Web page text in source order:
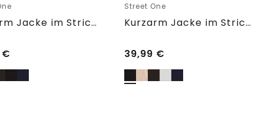
Kurzarm Jacke im Strick-Look
€
Street One
Kurzarm Jacke im Strick-Look
39,99 €